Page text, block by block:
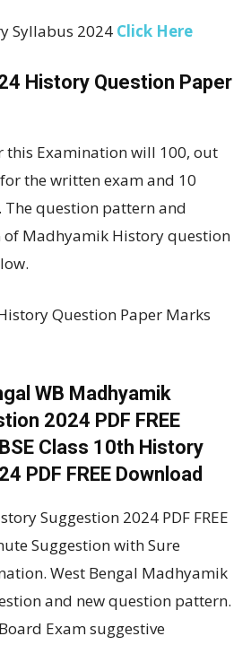
Syllabus 2024 Click Here
History Question Paper
this Examination will 100, out
the written exam and 10
The question pattern and
Madhyamik History question
Question Paper Marks
WB Madhyamik
2024 PDF FREE
Class 10th History
PDF FREE Download
Suggestion 2024 PDF FREE
Suggestion with Sure
West Bengal Madhyamik
and new question pattern.
Exam suggestive